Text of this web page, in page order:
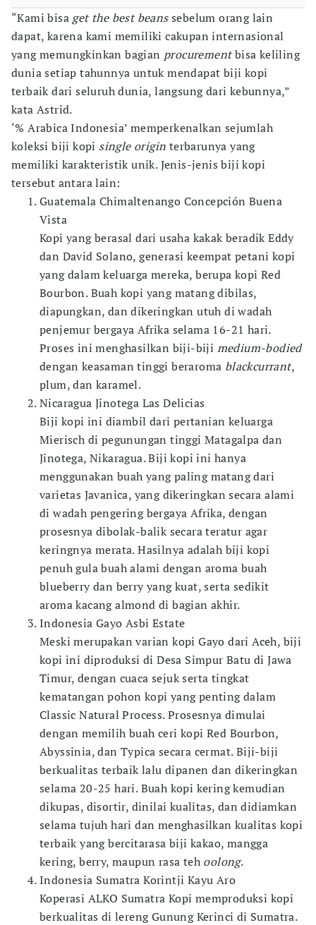
“Kami bisa get the best beanssebelum orang lain
dapat, karena kami memiliki cakupan internasional
yang memungkinkan bagian procurementbisa keliling
dunia setiap tahunnya untuk mendapat biji kopi
terbaik dari seluruh dunia, langsung dari kebunnya,”
kata Astrid.
‘% Arabica Indonesia’ memperkenalkan sejumlah
koleksi biji kopi single origin terbarunya yang
memiliki karakteristik unik. Jenis-jenis biji kopi
tersebut antara lain:
Guatemala Chimaltenango Concepción Buena
Vista
Kopi yang berasal dari usaha kakak beradik Eddy
dan David Solano, generasi keempat petani kopi
yang dalam keluarga mereka, berupa kopi Red
Bourbon. Buah kopi yang matang dibilas,
diapungkan, dan dikeringkan utuh di wadah
penjemur bergaya Afrika selama 16-21 hari.
Proses ini menghasilkan biji-biji medium-bodied
dengan keasaman tinggi beraroma blackcurrant,
plum, dan karamel.
Nicaragua Jinotega Las Delicias
Biji kopi ini diambil dari pertanian keluarga
Mierisch di pegunungan tinggi Matagalpa dan
Jinotega, Nikaragua. Biji kopi ini hanya
menggunakan buah yang paling matang dari
varietas Javanica, yang dikeringkan secara alami
di wadah pengering bergaya Afrika, dengan
prosesnya dibolak-balik secara teratur agar
keringnya merata. Hasilnya adalah biji kopi
penuh gula buah alami dengan aroma buah
blueberry dan berry yang kuat, serta sedikit
aroma kacang almond di bagian akhir.
Indonesia Gayo Asbi Estate
Meski merupakan varian kopi Gayo dari Aceh, biji
kopi ini diproduksi di Desa Simpur Batu di Jawa
Timur, dengan cuaca sejuk serta tingkat
kematangan pohon kopi yang penting dalam
Classic Natural Process. Prosesnya dimulai
dengan memilih buah ceri kopi Red Bourbon,
Abyssinia, dan Typica secara cermat. Biji-biji
berkualitas terbaik lalu dipanen dan dikeringkan
selama 20-25 hari. Buah kopi kering kemudian
dikupas, disortir, dinilai kualitas, dan didiamkan
selama tujuh hari dan menghasilkan kualitas kopi
terbaik yang bercitarasa biji kakao, mangga
kering, berry, maupun rasa teh oolong.
Indonesia Sumatra Korintji Kayu Aro
Koperasi ALKO Sumatra Kopi memproduksi kopi
berkualitas di lereng Gunung Kerinci di Sumatra.